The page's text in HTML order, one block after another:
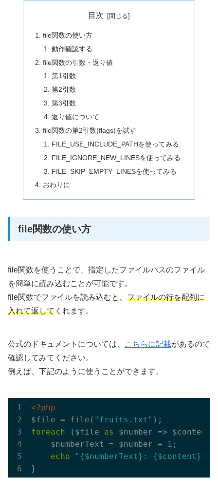
目次
file関数の使い方
動作確認する
file関数の引数・返り値
第1引数
第2引数
第3引数
返り値について
file関数の第2引数(flags)を試す
FILE_USE_INCLUDE_PATHを使ってみる
FILE_IGNORE_NEW_LINESを使ってみる
FILE_SKIP_EMPTY_LINESを使ってみる
おわりに
file関数の使い方
file関数を使うことで、指定したファイルパスのファイル
を簡単に読み込むことが可能です。
file関数でファイルを読み込むと、 ファイルの行を配列に
入れて返して くれます。
公式のドキュメントについては、 こちらに記載があるので
確認してみてください。
例えば、下記のように使うことができます。
<?php
$file = file( "fruits.txt"
foreach ($file as
$number =>
    $numberText = $number +
1 ;
echo
"{$numberText}: {$content}"